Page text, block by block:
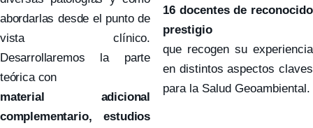
abordarlas desde el punto de
vista clínico.
Desarrollaremos la parte
teórica con
material adicional
complementario, estudios
16 docentes de reconocido
prestigio
que recogen su experiencia
en distintos aspectos claves
para la Salud Geoambiental.